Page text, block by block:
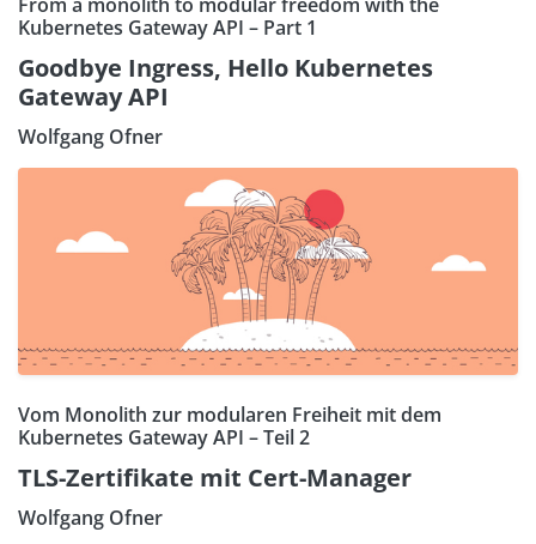
Kubernetes Gateway API – Part 1
Goodbye Ingress, Hello Kubernetes
Gateway API
Wolfgang Ofner
Vom Monolith zur modularen Freiheit mit dem
Kubernetes Gateway API – Teil 2
TLS-Zertifikate mit Cert-Manager
Wolfgang Ofner